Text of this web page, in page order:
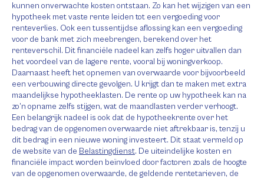
kunnen onverwachte kosten ontstaan. Zo kan het wijzigen van een
hypotheek met vaste rente leiden tot een vergoeding voor
renteverlies. Ook een tussentijdse aflossing kan een vergoeding
voor de bank met zich meebrengen, berekend over het
renteverschil. Dit financiële nadeel kan zelfs hoger uitvallen dan
het voordeel van de lagere rente, vooral bij woningverkoop.
Daarnaast heeft het opnemen van overwaarde voor bijvoorbeeld
een verbouwing directe gevolgen. U krijgt dan te maken met extra
maandelijkse hypotheeklasten. De rente op uw hypotheek kan na
zo’n opname zelfs stijgen, wat de maandlasten verder verhoogt.
Een belangrijk nadeel is ook dat de hypotheekrente over het
bedrag van de opgenomen overwaarde niet aftrekbaar is, tenzij u
dit bedrag in een nieuwe woning investeert. Dit staat vermeld op
de website van de Belastingdienst. De uiteindelijke kosten en
financiële impact worden beïnvloed door factoren zoals de hoogte
van de opgenomen overwaarde, de geldende rentetarieven, de